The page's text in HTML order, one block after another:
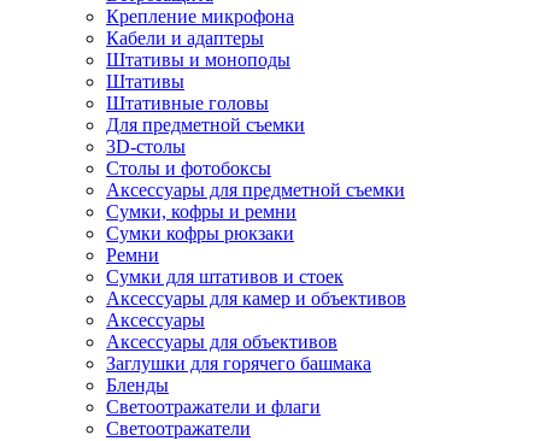
Крепление микрофона
Кабели и адаптеры
Штативы и моноподы
Штативы
Штативные головы
Для предметной съемки
3D-столы
Столы и фотобоксы
Аксессуары для предметной съемки
Сумки, кофры и ремни
Сумки кофры рюкзаки
Ремни
Сумки для штативов и стоек
Аксессуары для камер и объективов
Аксессуары
Аксессуары для объективов
Заглушки для горячего башмака
Бленды
Светоотражатели и флаги
Светоотражатели